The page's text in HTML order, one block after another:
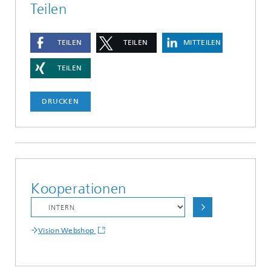
Teilen
TEILEN TEILEN MITTEILEN
TEILEN
DRUCKEN
Kooperationen
Vision Webshop